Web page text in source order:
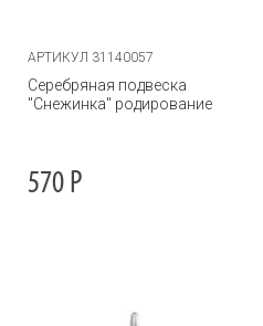
АРТИКУЛ 31140057
Серебряная подвеска
"Снежинка" родирование
570 Р